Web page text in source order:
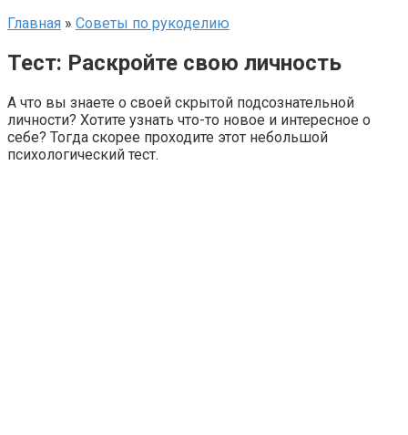
Главная » Советы по рукоделию
Тест: Раскройте свою личность
А что вы знаете о своей скрытой подсознательной
личности? Хотите узнать что-то новое и интересное о
себе? Тогда скорее проходите этот небольшой
психологический тест.